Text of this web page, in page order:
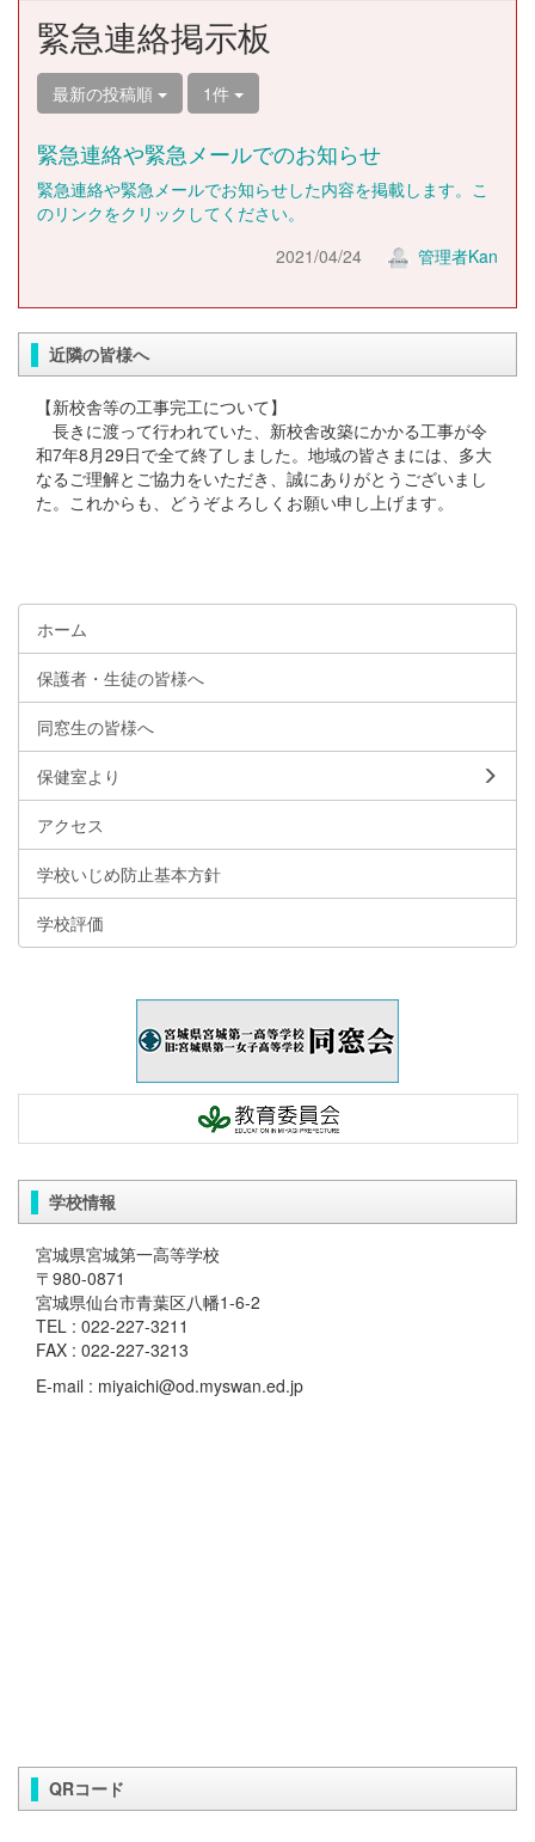
緊急連絡掲示板
最新の投稿順 1件
緊急連絡や緊急メールでのお知らせ
緊急連絡や緊急メールでお知らせした内容を掲載します。こ
のリンクをクリックしてください。
2021/04/24
管理者Kan
近隣の皆様へ
【新校舎等の工事完工について】
長きに渡って行われていた、新校舎改築にかかる工事が令
和7年8月29日で全て終了しました。地域の皆さまには、多大
なるご理解とご協力をいただき、誠にありがとうございまし
た。これからも、どうぞよろしくお願い申し上げます。
ホーム
保護者・生徒の皆様へ
同窓生の皆様へ
保健室より
アクセス
学校いじめ防止基本方針
学校評価
学校情報
宮城県宮城第一高等学校
〒980-0871
宮城県仙台市青葉区八幡1-6-2
TEL : 022-227-3211
FAX : 022-227-3213
E-mail : miyaichi@od.myswan.ed.jp
QRコード